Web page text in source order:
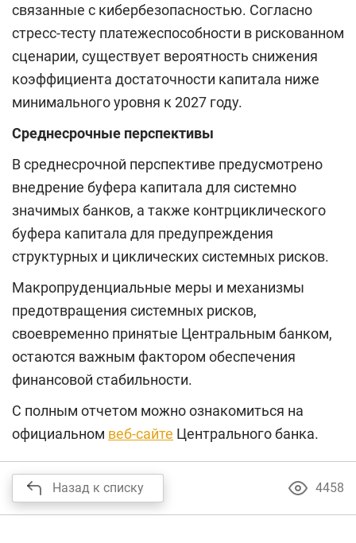
связанные с кибербезопасностью. Согласно
стресс-тесту платежеспособности в рискованном
сценарии, существует вероятность снижения
коэффициента достаточности капитала ниже
минимального уровня к 2027 году.
Среднесрочные перспективы
В среднесрочной перспективе предусмотрено
внедрение буфера капитала для системно
значимых банков, а также контрциклического
буфера капитала для предупреждения
структурных и циклических системных рисков.
Макропруденциальные меры и механизмы
предотвращения системных рисков,
своевременно принятые Центральным банком,
остаются важным фактором обеспечения
финансовой стабильности.
С полным отчетом можно ознакомиться на
официальном веб-сайте Центрального банка.
Назад к списку 4458